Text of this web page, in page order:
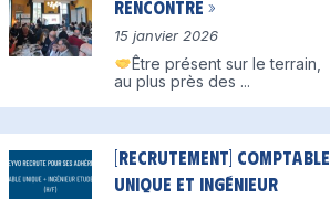
Rencontre »
15 janvier 2026
Être présent sur le terrain,
au plus près des ...
[Recrutement] Comptable
unique et Ingénieur